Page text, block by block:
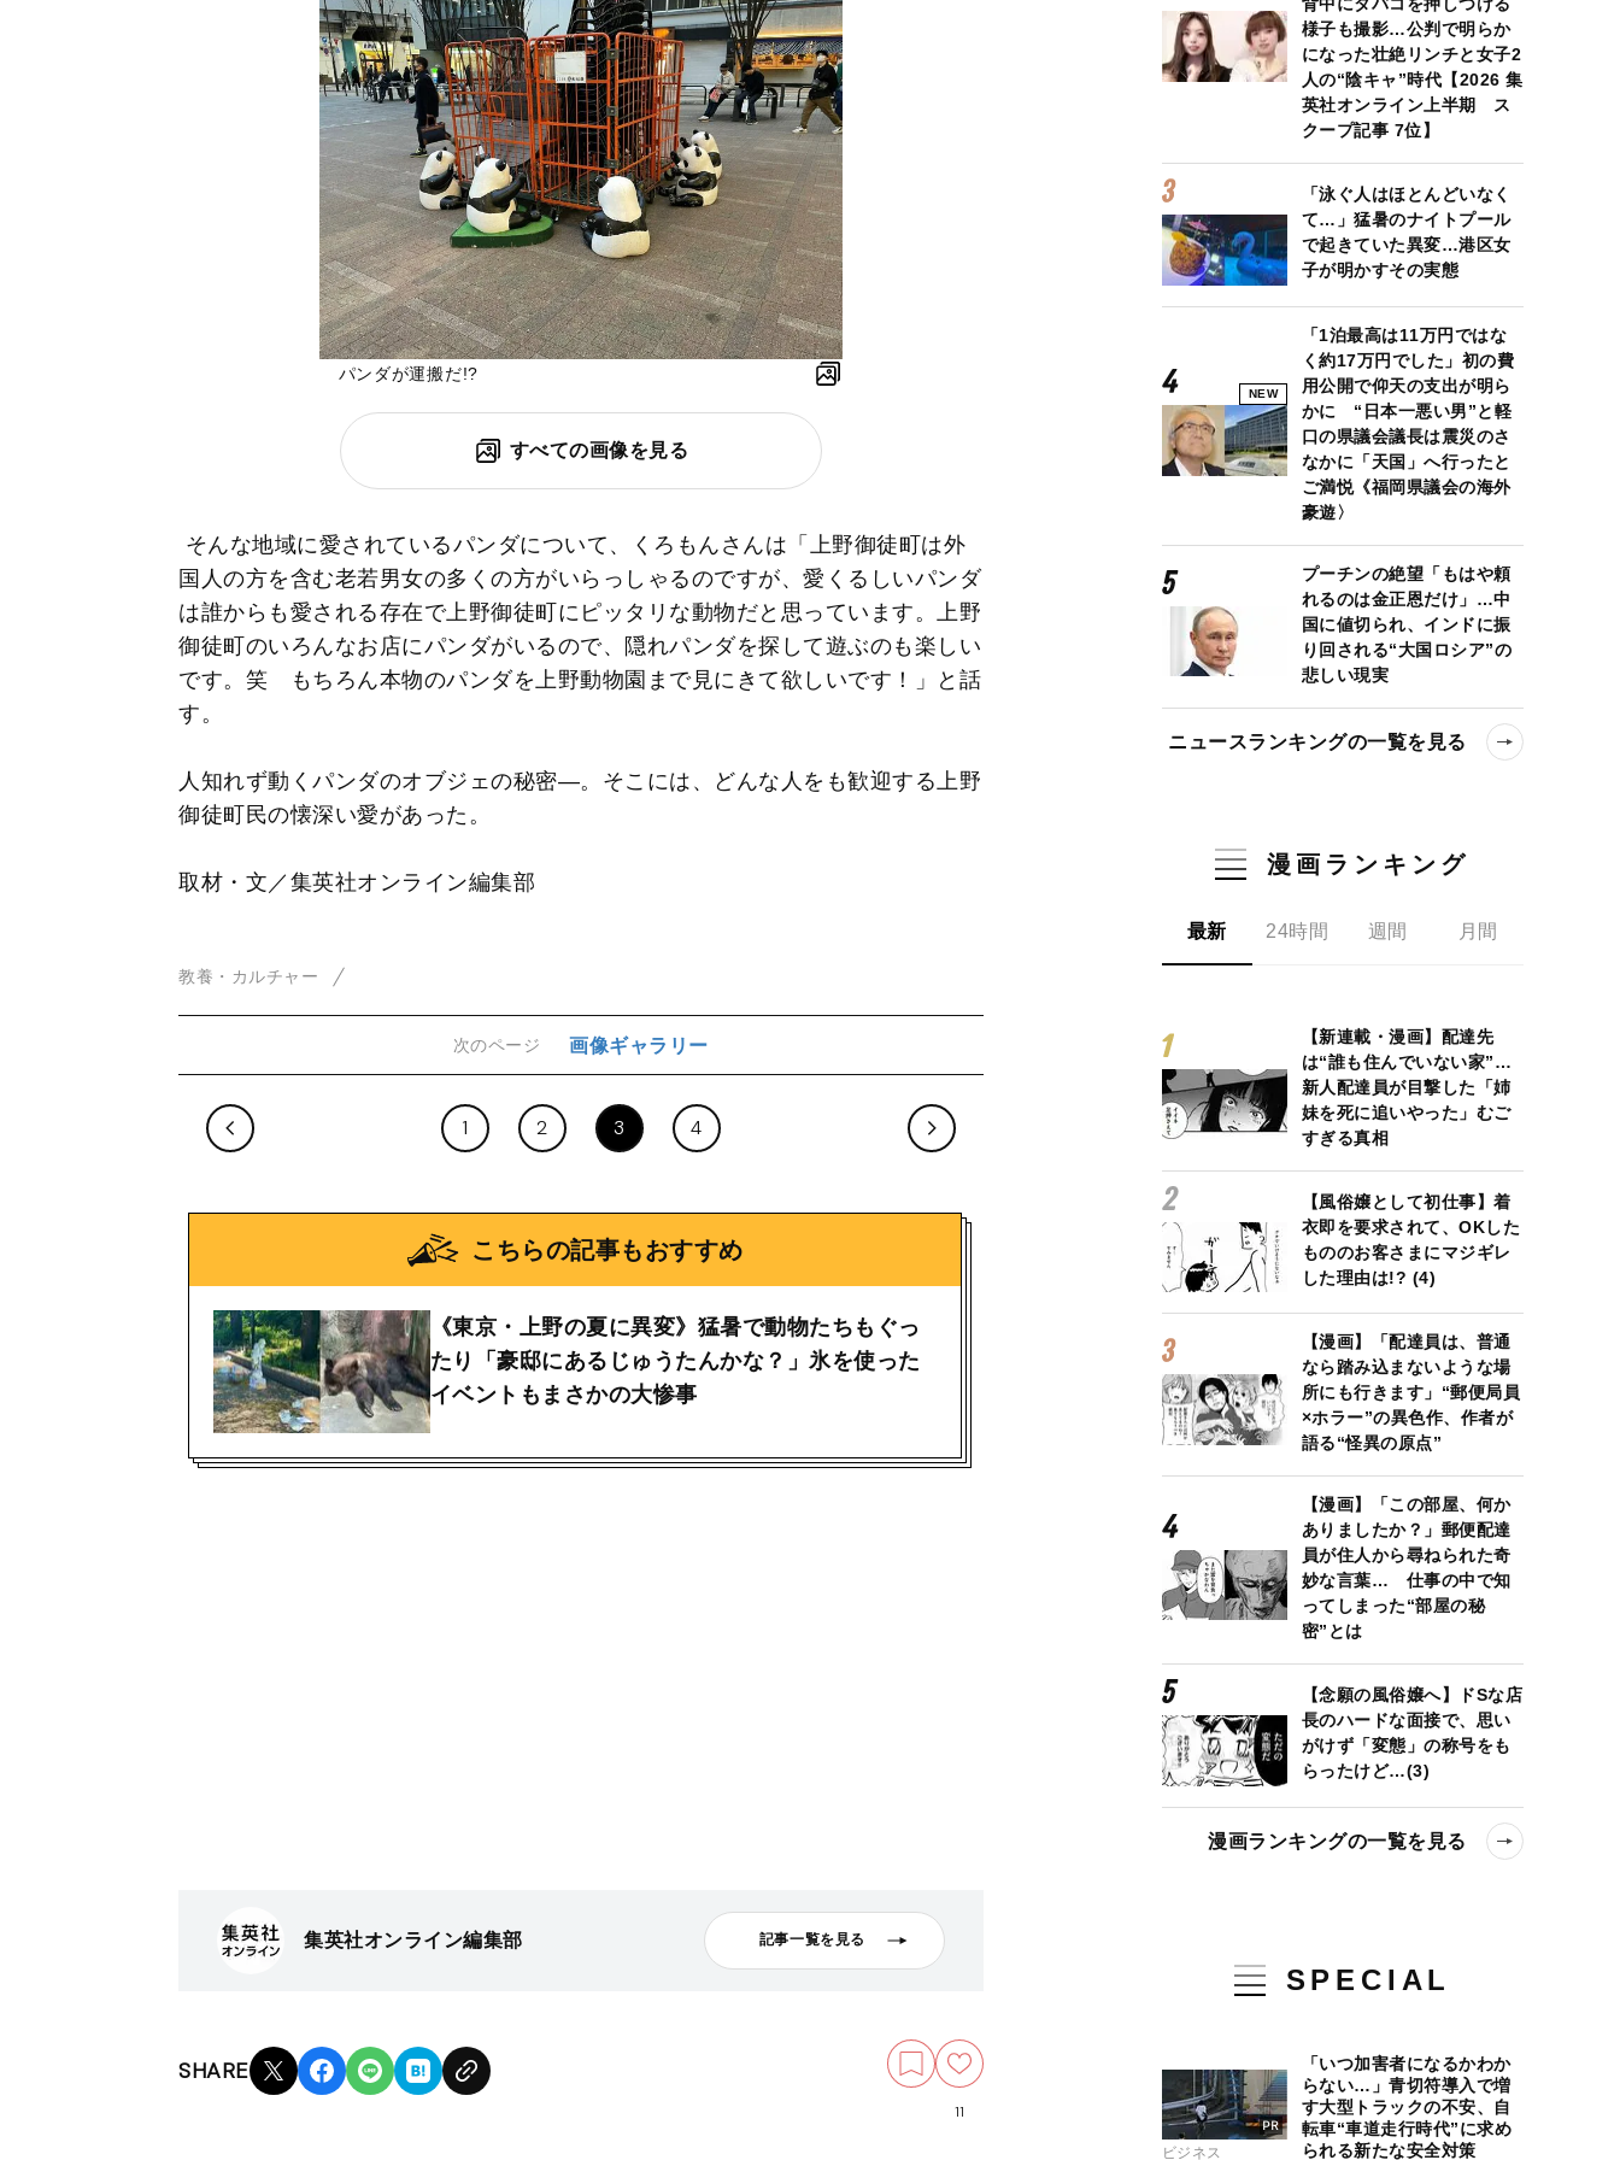
パンダが運搬だ!?
すべての画像を見る
そんな地域に愛されているパンダについて、くろもんさんは「上野御徒町は外
国人の方を含む老若男女の多くの方がいらっしゃるのですが、愛くるしいパンダ
は誰からも愛される存在で上野御徒町にピッタリな動物だと思っています。上野
御徒町のいろんなお店にパンダがいるので、隠れパンダを探して遊ぶのも楽しい
です。笑 もちろん本物のパンダを上野動物園まで見にきて欲しいです！」と話
す。
人知れず動くパンダのオブジェの秘密―。そこには、どんな人をも歓迎する上野
御徒町民の懐深い愛があった。
取材・文／集英社オンライン編集部
教養・カルチャー
次のページ 画像ギャラリー
1 2 3 4
こちらの記事もおすすめ
《東京・上野の夏に異変》猛暑で動物たちもぐっ
たり「豪邸にあるじゅうたんかな？」氷を使った
イベントもまさかの大惨事
記事一覧を見る
集英社オンライン編集部
SHARE
11
様子も撮影…公判で明らか
になった壮絶リンチと女子2
人の“陰キャ”時代【2026 集
英社オンライン上半期 ス
クープ記事 7位】
「泳ぐ人はほとんどいなく
て…」猛暑のナイトプール
で起きていた異変…港区女
子が明かすその実態
NEW
「1泊最高は11万円ではな
く約17万円でした」初の費
用公開で仰天の支出が明ら
かに “日本一悪い男”と軽
口の県議会議長は震災のさ
なかに「天国」へ行ったと
ご満悦《福岡県議会の海外
豪遊〉
プーチンの絶望「もはや頼
れるのは金正恩だけ」…中
国に値切られ、インドに振
り回される“大国ロシア”の
悲しい現実
ニュースランキングの一覧を見る
漫画ランキング
最新 24時間 週間 月間
【新連載・漫画】配達先
は“誰も住んでいない家”…
新人配達員が目撃した「姉
妹を死に追いやった」むご
すぎる真相
【風俗嬢として初仕事】着
衣即を要求されて、OKした
もののお客さまにマジギレ
した理由は!? (4)
【漫画】「配達員は、普通
なら踏み込まないような場
所にも行きます」“郵便局員
×ホラー”の異色作、作者が
語る“怪異の原点”
【漫画】「この部屋、何か
ありましたか？」郵便配達
員が住人から尋ねられた奇
妙な言葉… 仕事の中で知
ってしまった“部屋の秘
密”とは
【念願の風俗嬢へ】ドSな店
長のハードな面接で、思い
がけず「変態」の称号をも
らったけど…(3)
漫画ランキングの一覧を見る
SPECIAL
ビジネス
「いつ加害者になるかわか
らない…」青切符導入で増
す大型トラックの不安、自
転車“車道走行時代”に求め
られる新たな安全対策